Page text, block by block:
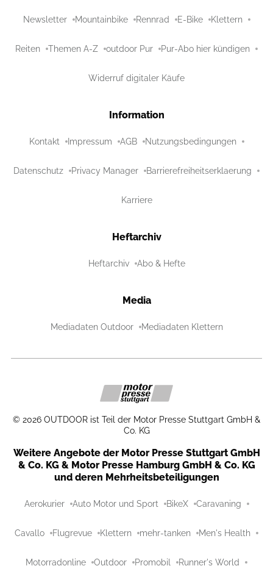
Newsletter Mountainbike Rennrad E-Bike Klettern
Reiten Themen A-Z outdoor Pur Pur-Abo hier kündigen
Widerruf digitaler Käufe
Information
Kontakt Impressum AGB Nutzungsbedingungen
Datenschutz Privacy Manager Barrierefreiheitserklaerung
Karriere
Heftarchiv
Heftarchiv Abo & Hefte
Media
Mediadaten Outdoor Mediadaten Klettern
© 2026 OUTDOOR ist Teil der Motor Presse Stuttgart GmbH &
Co. KG
Weitere Angebote der Motor Presse Stuttgart GmbH
& Co. KG & Motor Presse Hamburg GmbH & Co. KG
und deren Mehrheitsbeteiligungen
Aerokurier Auto Motor und Sport BikeX Caravaning
Cavallo Flugrevue Klettern mehr-tanken Men's Health
Motorradonline Outdoor Promobil Runner's World